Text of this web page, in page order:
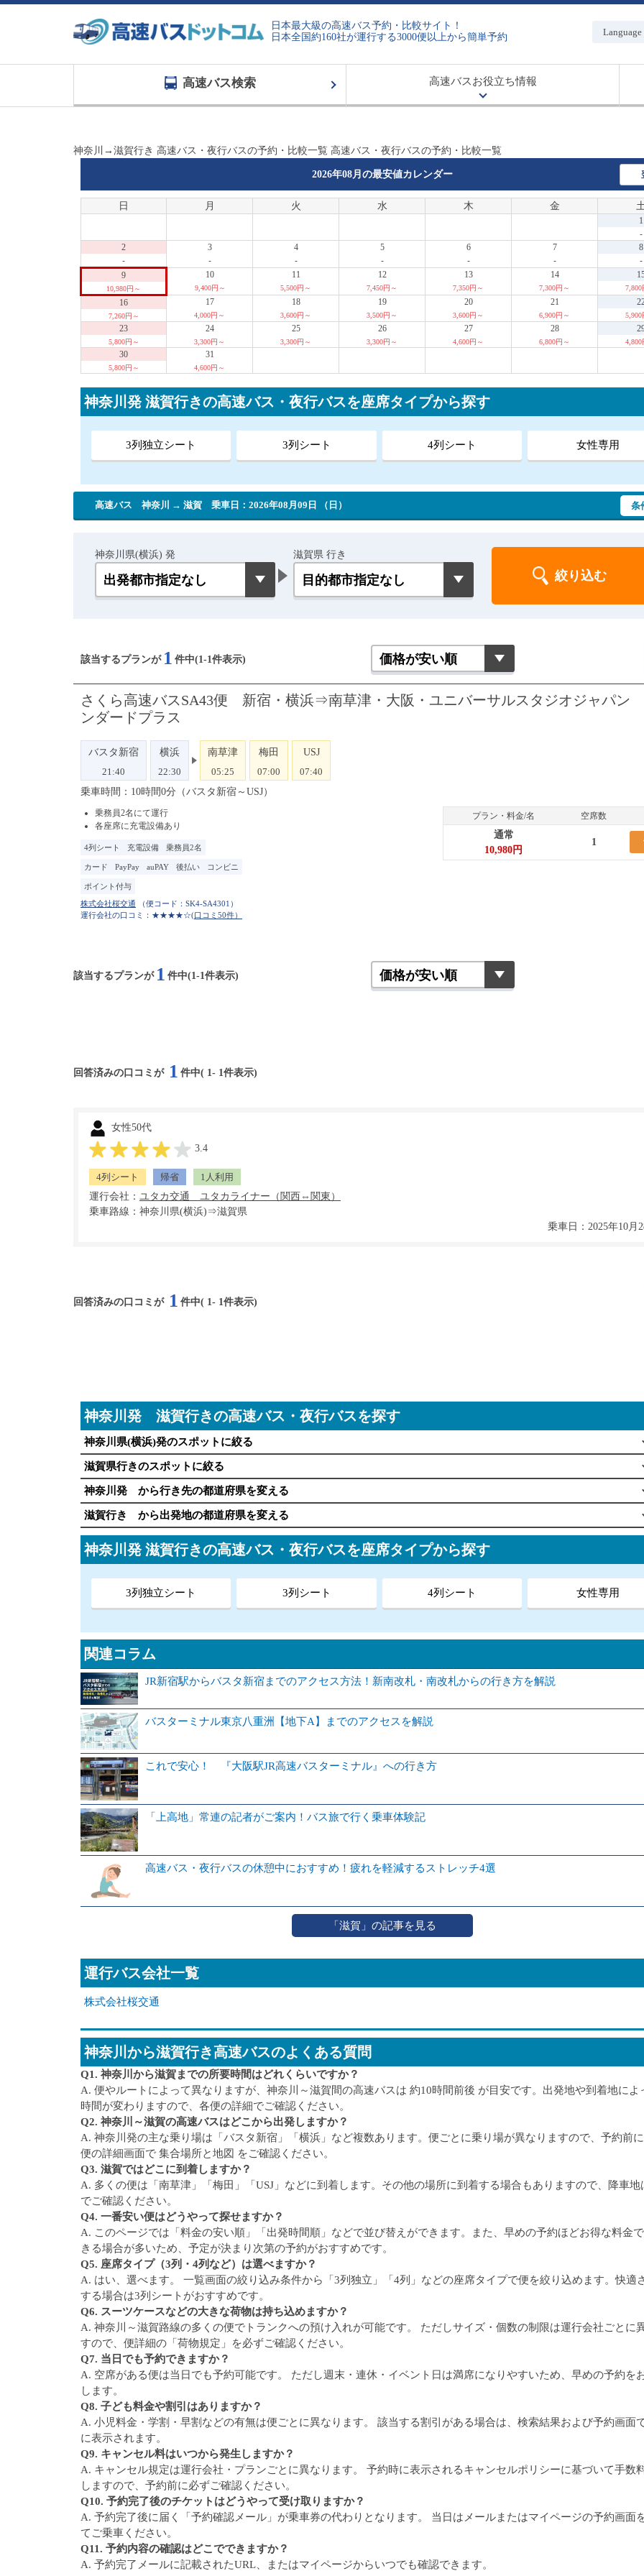
日本最大級の高速バス予約・比較サイト！
日本全国約160社が運行する3000便以上から簡単予約
Language
高速バス検索 高速バスお役立ち情報
神奈川→滋賀行き 高速バス・夜行バスの予約・比較一覧 高速バス・夜行バスの予約・比較一覧
2026年08月の最安値カレンダー
日 月 火 水 木 金
1
-
2
-
3
-
4
-
5
-
6
-
7
-
8
-
9
10,980円～
10
9,400円～
11
5,500円～
12
7,450円～
13
7,350円～
14
7,300円～ 7,800
16
7,260円～
17
4,000円～
18
3,600円～
19
3,500円～
20
3,600円～
21
6,900円～ 5,900
23
5,800円～
24
3,300円～
25
3,300円～
26
3,300円～
27
4,600円～
28
6,800円～ 4,800
30
5,800円～
31
4,600円～
神奈川発 滋賀行きの高速バス・夜行バスを座席タイプから探す
3列独立シート 3列シート 4列シート 女性専用
高速バス 神奈川 → 滋賀 乗車日：2026年08月09日 （日） 条
神奈川県(横浜) 発 滋賀県 行き
該当するプランが 1 件中(1-1件表示)
さくら高速バスSA43便 新宿・横浜⇒南草津・大阪・ユニバーサルスタジオジャパン
ンダードプラス
（便コード： SK4-SA4301 ）
運行会社の口コミ：★★★★☆(口コミ50件）
バスタ新宿
21:40
横浜
22:30
南草津
05:25
梅田
07:00
USJ
07:40
乗車時間：10時間0分（バスタ新宿～USJ）
4列シート 充電設備 乗務員2名
乗務員2名にて運行
各座席に充電設備あり
カード PayPay auPAY 後払い コンビニ
ポイント付与
プラン・料金/名 空席数
通常
10,980円
1
該当するプランが 1 件中(1-1件表示)
回答済みの口コミが 1 件中( 1- 1件表示)
女性50代
3.4
4列シート 帰省
1人利用
運行会社：
乗車路線：神奈川県(横浜)⇒滋賀県
乗車日：2025年10月
回答済みの口コミが 1 件中( 1- 1件表示)
神奈川発 滋賀行きの高速バス・夜行バスを探す
神奈川県(横浜)発のスポットに絞る
滋賀県行きのスポットに絞る
神奈川発 から行き先の都道府県を変える
滋賀行き から出発地の都道府県を変える
神奈川発 滋賀行きの高速バス・夜行バスを座席タイプから探す
3列独立シート 3列シート 4列シート 女性専用
関連コラム
JR新宿駅からバスタ新宿までのアクセス方法！新南改札・南改札からの行き方を解説
バスターミナル東京八重洲【地下A】までのアクセスを解説
これで安心！ 『大阪駅JR高速バスターミナル』への行き方
「上高地」常連の記者がご案内！バス旅で行く乗車体験記
高速バス・夜行バスの休憩中におすすめ！疲れを軽減するストレッチ4選
「滋賀」の記事を見る
運行バス会社一覧
株式会社桜交通
神奈川から滋賀行き高速バスのよくある質問
Q1. 神奈川から滋賀までの所要時間はどれくらいですか？
A. 便やルートによって異なりますが、神奈川～滋賀間の高速バスは 約10時間前後 が目安です。出発地や到着地によ
時間が変わりますので、各便の詳細でご確認ください。
Q2. 神奈川～滋賀の高速バスはどこから出発しますか？
A. 神奈川発の主な乗り場は「バスタ新宿」「横浜」など複数あります。便ごとに乗り場が異なりますので、予約前
便の詳細画面で 集合場所と地図 をご確認ください。
Q3. 滋賀ではどこに到着しますか？
A. 多くの便は「南草津」「梅田」「USJ」などに到着します。その他の場所に到着する場合もありますので、降車地
でご確認ください。
Q4. 一番安い便はどうやって探せますか？
A. このページでは「料金の安い順」「出発時間順」などで並び替えができます。また、早めの予約ほどお得な料金
きる場合が多いため、予定が決まり次第の予約がおすすめです。
Q5. 座席タイプ（3列・4列など）は選べますか？
A. はい、選べます。 一覧画面の絞り込み条件から「3列独立」「4列」などの座席タイプで便を絞り込めます。快適
する場合は3列シートがおすすめです。
Q6. スーツケースなどの大きな荷物は持ち込めますか？
A. 神奈川～滋賀路線の多くの便でトランクへの預け入れが可能です。 ただしサイズ・個数の制限は運行会社ごとに
すので、便詳細の「荷物規定」を必ずご確認ください。
Q7. 当日でも予約できますか？
A. 空席がある便は当日でも予約可能です。 ただし週末・連休・イベント日は満席になりやすいため、早めの予約を
します。
Q8. 子ども料金や割引はありますか？
A. 小児料金・学割・早割などの有無は便ごとに異なります。 該当する割引がある場合は、検索結果および予約画面
に表示されます。
Q9. キャンセル料はいつから発生しますか？
A. キャンセル規定は運行会社・プランごとに異なります。 予約時に表示されるキャンセルポリシーに基づいて手数
しますので、予約前に必ずご確認ください。
Q10. 予約完了後のチケットはどうやって受け取りますか？
A. 予約完了後に届く「予約確認メール」が乗車券の代わりとなります。 当日はメールまたはマイページの予約画面
てご乗車ください。
Q11. 予約内容の確認はどこでできますか？
A. 予約完了メールに記載されたURL、またはマイページからいつでも確認できます。